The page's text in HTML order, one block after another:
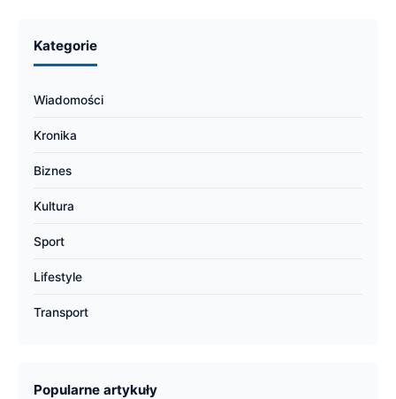
Kategorie
Wiadomości
Kronika
Biznes
Kultura
Sport
Lifestyle
Transport
Popularne artykuły